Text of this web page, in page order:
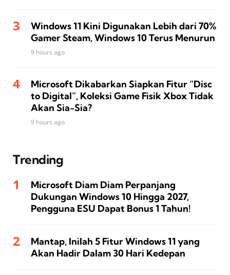
Windows 11 Kini Digunakan Lebih dari 70%
Gamer Steam, Windows 10 Terus Menurun
9 hours ago
Microsoft Dikabarkan Siapkan Fitur “Disc
to Digital”, Koleksi Game Fisik Xbox Tidak
Akan Sia-Sia?
9 hours ago
Trending
Microsoft Diam Diam Perpanjang
Dukungan Windows 10 Hingga 2027,
Pengguna ESU Dapat Bonus 1 Tahun!
Mantap, Inilah 5 Fitur Windows 11 yang
Akan Hadir Dalam 30 Hari Kedepan